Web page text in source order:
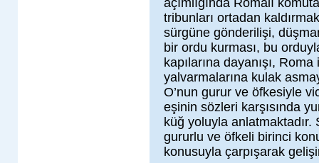
açımlığında Romalı
tribunları ortadan
sürgüne gönderilişi,
bir ordu kurması, bu
kapılarına dayanışı,
yalvarmalarına kulak
O’nun gurur ve öfkesiyle
eşinin sözleri karşısında
küğ yoluyla anlatmaktadır.
gururlu ve öfkeli birinci
konusuyla çarpışarak